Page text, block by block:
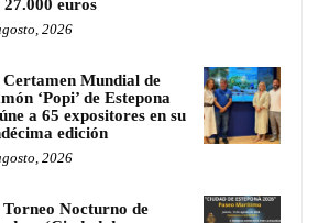
27.000 euros
2026
Mundial de
‘Popi’ de Estepona
a 65 expositores en su
edición
2026
Nocturno de